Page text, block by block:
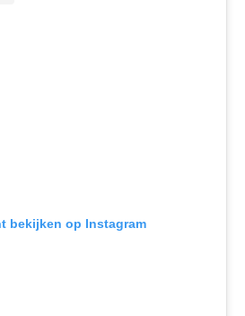
bekijken op Instagram